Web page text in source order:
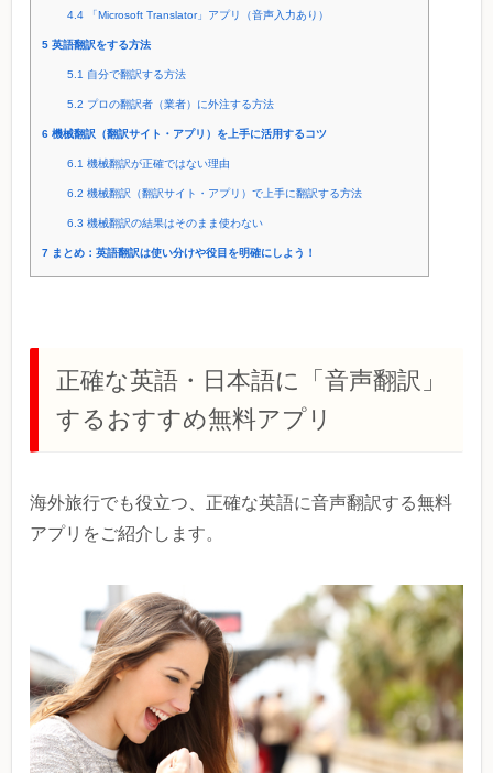
4.4「Microsoft Translator」アプリ（音声入力あり）
5 英語翻訳をする方法
5.1 自分で翻訳する方法
5.2 プロの翻訳者（業者）に外注する方法
6 機械翻訳（翻訳サイト・アプリ）を上手に活用するコツ
6.1 機械翻訳が正確ではない理由
6.2 機械翻訳（翻訳サイト・アプリ）で上手に翻訳する方法
6.3 機械翻訳の結果はそのまま使わない
7 まとめ：英語翻訳は使い分けや役目を明確にしよう！
正確な英語・日本語に「音声翻訳」
するおすすめ無料アプリ
海外旅行でも役立つ、正確な英語に音声翻訳する無料
アプリをご紹介します。